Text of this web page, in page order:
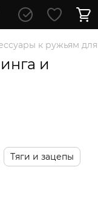
к ружьям
и
Тяги и зацепы